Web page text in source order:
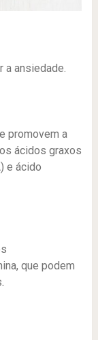
ansiedade.
promovem a
ácidos graxos
e ácido
que podem